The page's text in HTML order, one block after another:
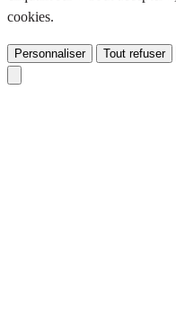
cookies.
Personnaliser Tout refuser